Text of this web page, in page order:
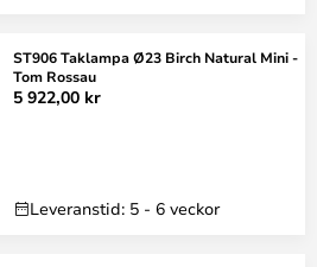
ST906 Taklampa Ø23 Birch Natural Mini -
Tom Rossau
5 922,00 kr
Leveranstid: 5 - 6 veckor